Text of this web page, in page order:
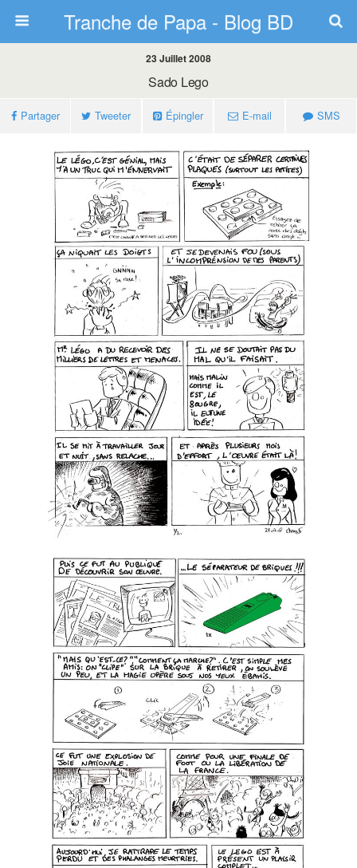
Tranche de Papa - Blog BD
23 Juillet 2008
Sado Lego
Partager Tweeter Épingler E-mail SMS